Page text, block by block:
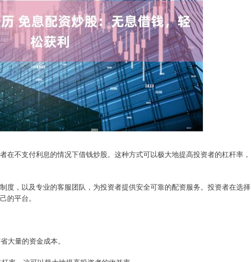
在不支付利息的情况下借钱炒股。这种方式可以极大地提高投资者的杠杆率，
度，以及专业的客服团队，为投资者提供安全可靠的配资服务。投资者在选择
的平台。
大量的资金成本。